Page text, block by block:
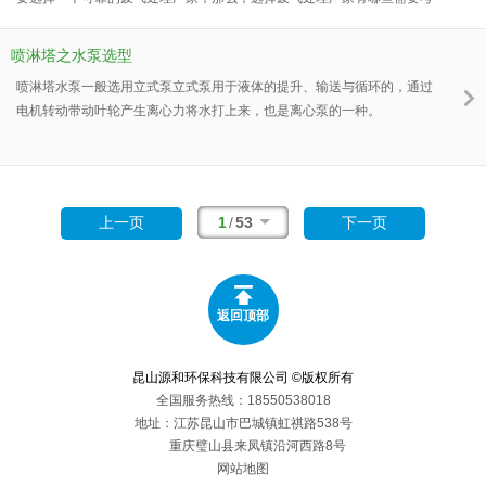
喷淋塔之水泵选型
喷淋塔水泵一般选用立式泵立式泵用于液体的提升、输送与循环的，通过
电机转动带动叶轮产生离心力将水打上来，也是离心泵的一种。
上一页 1/53 下一页
返回顶部
昆山源和环保科技有限公司 ©版权所有
全国服务热线：18550538018
地址：江苏昆山市巴城镇虹祺路538号
重庆璧山县来凤镇沿河西路8号
网站地图